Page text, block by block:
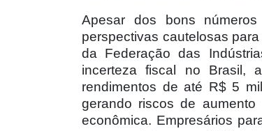
Apesar dos bons
perspectivas cautelosas
da Federação das
incerteza fiscal no Brasil,
rendimentos de até R$ 5
gerando riscos de
econômica. Empresários